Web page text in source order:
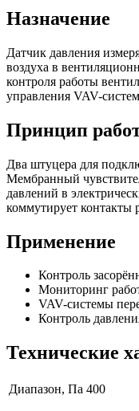
Назначение
Датчик давления
воздуха в
контроля работы
управления VAV-
Принцип
Два штуцера для
Мембранный
давлений в
коммутирует контакты
Применение
Контроль
Мониторинг
VAV-системы
Контроль
Технические
Диапазон, Па 400